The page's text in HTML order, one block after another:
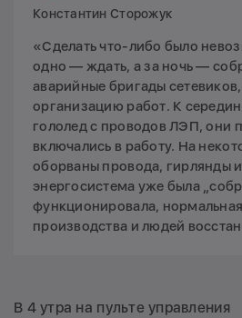
Константин Сторожук
«Сделать что-либо было
одно — ждать, а за ночь —
аварийные бригады
организацию работ. К
гололед с проводов ЛЭП, они
включались в работу. На
оборваны провода, гирлянды
энергосистема уже была
функционировала,
производства и людей
В 4 утра на пульте управления